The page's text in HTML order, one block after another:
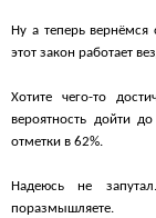
Ну а теперь
этот закон работает
Хотите чего-то
вероятность дойти
отметки в 62%.
Надеюсь не
поразмышляете.